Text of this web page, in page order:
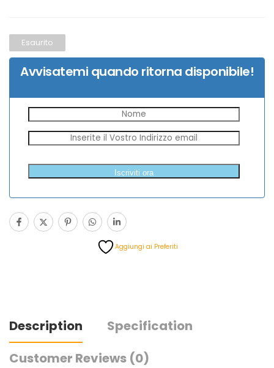
Esaurito
Avvisatemi quando ritorna disponibile!
Aggiungi ai Preferiti
Description
Specification
Customer Reviews (0)